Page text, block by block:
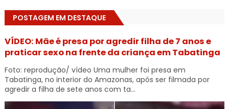
POSTAGEM EM DESTAQUE
VÍDEO: Mãe é presa por agredir filha de 7 anos e
praticar sexo na frente da criança em Tabatinga
Foto: reprodução/ vídeo Uma mulher foi presa em
Tabatinga, no interior do Amazonas, após ser filmada por
agredir a filha de sete anos com ta...